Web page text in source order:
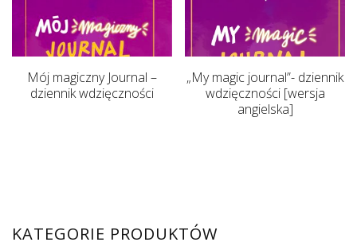
Mój magiczny Journal –
dziennik wdzięczności
„My magic journal”- dziennik
wdzięczności [wersja
angielska]
KATEGORIE PRODUKTÓW